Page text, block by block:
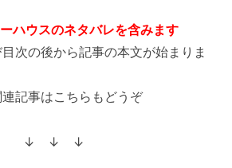
ハウスのネタバレを含みます
次の後から記事の本文が始まりま
記事はこちらもどうぞ
↓ ↓ ↓